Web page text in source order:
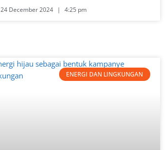
24 December 2024 4:25 pm
ENERGI DAN LINGKUNGAN